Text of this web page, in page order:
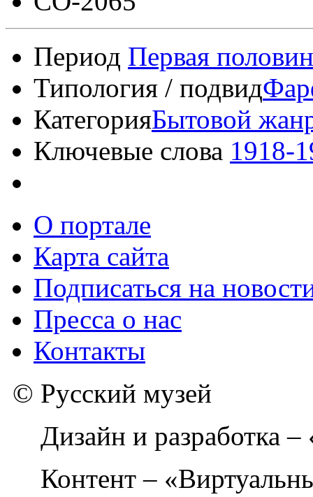
Период Первая
Типология / подвид
КатегорияБытовой
Ключевые слова 1918-
О портале
Карта сайта
Подписаться на
Пресса о нас
Контакты
© Русский музей
Дизайн и разработка
Контент –